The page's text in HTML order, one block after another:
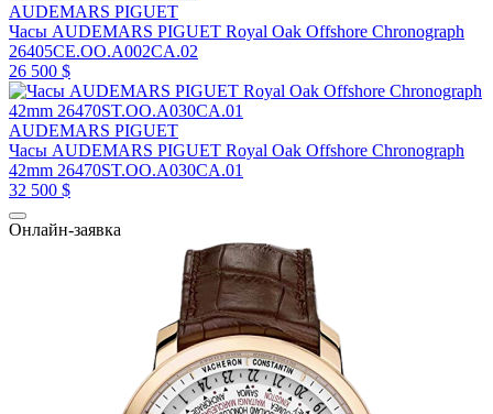
AUDEMARS PIGUET
Часы AUDEMARS PIGUET Royal Oak Offshore Chronograph
26405CE.OO.A002CA.02
26 500 $
AUDEMARS PIGUET
Часы AUDEMARS PIGUET Royal Oak Offshore Chronograph
42mm 26470ST.OO.A030CA.01
32 500 $
Онлайн-заявка